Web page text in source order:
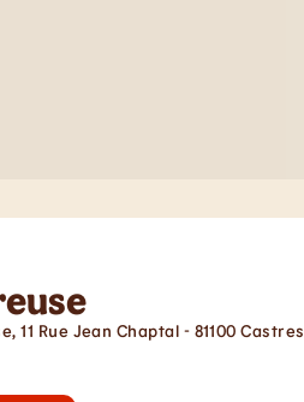
11 Rue Jean Chaptal - 81100 Castres